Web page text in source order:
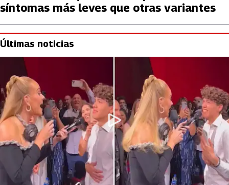
síntomas más leves que otras variantes
Últimas noticias